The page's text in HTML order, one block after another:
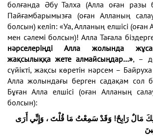
болғанда Әбу Талха (Алла оған разы
Пайғамбарымызға (оған Алланың
болсын) келіп: «Уа, Алланың елшісі (оған
мен сәлемі болсын)! Алла Тағала
нәрселеріңді Алла жолында
жақсылыққа жете алмайсыңдар…», –
сүйікті, жақсы көретін нәрсем –
Алла жолындағы берген садақам сол
Бұған Алла елшісі (оған Алланың
болсын):
مَالٌ رَابِحٌ! وَقَدْ سَمِعْتُ مَا قُلْتَ ، وَإِنِّي أَرَى